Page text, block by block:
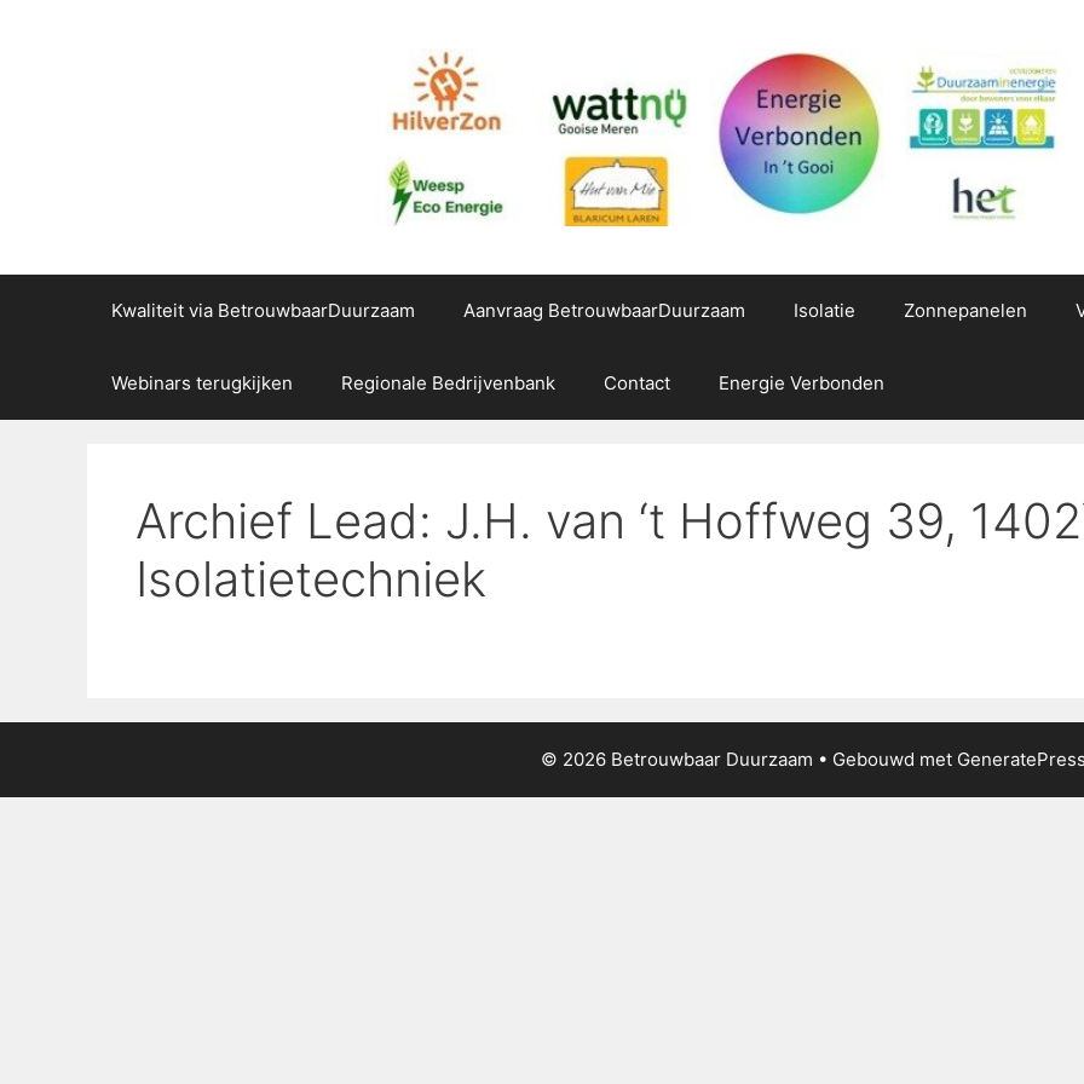
Kwaliteit via BetrouwbaarDuurzaam Aanvraag BetrouwbaarDuurzaam Isolatie Zonnepanelen
Webinars terugkijken Regionale Bedrijvenbank Contact Energie Verbonden
Archief Lead: J.H. van ‘t Hoffweg 39,
Isolatietechniek
© 2026 Betrouwbaar Duurzaam • Gebouwd met